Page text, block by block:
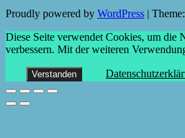
Proudly powered by WordPress Theme:
Diese Seite verwendet Cookies, um die
verbessern. Mit der weiteren
Verstanden